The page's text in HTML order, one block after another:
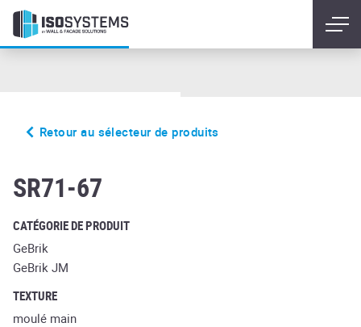
Retour au sélecteur de produits
SR71-67
CATÉGORIE DE PRODUIT
GeBrik
GeBrik JM
TEXTURE
moulé main